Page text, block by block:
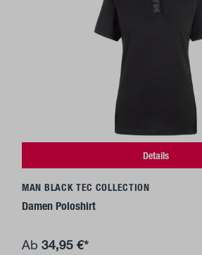
Details
MAN BLACK TEC COLLECTION
Damen Poloshirt
Ab 34,95 €*